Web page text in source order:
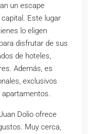
un escape
Este lugar
lo eligen
disfrutar de sus
de hoteles,
Además, es
exclusivos
Dolio ofrece
Muy cerca,